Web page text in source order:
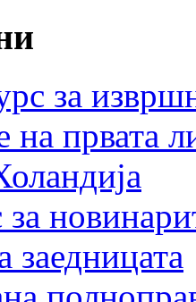
за
првата